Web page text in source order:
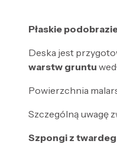
Płaskie
Deska jest
warstw gruntu
Powierzchnia
Szczególną uwagę
Szpongi z